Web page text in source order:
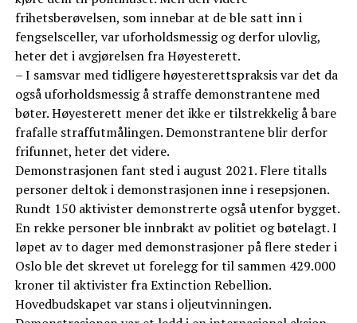
frihetsberøvelsen, som innebar at de ble satt inn i
fengselsceller, var uforholdsmessig og derfor ulovlig,
heter det i avgjørelsen fra Høyesterett.
– I samsvar med tidligere høyesterettspraksis var det da
også uforholdsmessig å straffe demonstrantene med
bøter. Høyesterett mener det ikke er tilstrekkelig å bare
frafalle straffutmålingen. Demonstrantene blir derfor
frifunnet, heter det videre.
Demonstrasjonen fant sted i august 2021. Flere titalls
personer deltok i demonstrasjonen inne i resepsjonen.
Rundt 150 aktivister demonstrerte også utenfor bygget.
En rekke personer ble innbrakt av politiet og bøtelagt. I
løpet av to dager med demonstrasjoner på flere steder i
Oslo ble det skrevet ut forelegg for til sammen 429.000
kroner til aktivister fra Extinction Rebellion.
Hovedbudskapet var stans i oljeutvinningen.